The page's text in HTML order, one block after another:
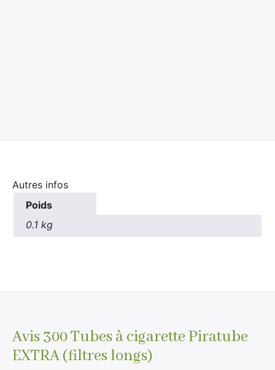
Autres infos
Poids
0.1 kg
Avis300 Tubes à cigarette Piratube
EXTRA (filtres longs)